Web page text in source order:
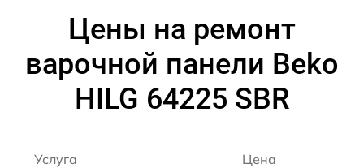
Цены на ремонт
варочной панели Beko
HILG 64225 SBR
Услуга Цена